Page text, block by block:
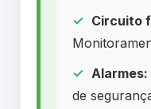
Circuito
Alarmes:
de